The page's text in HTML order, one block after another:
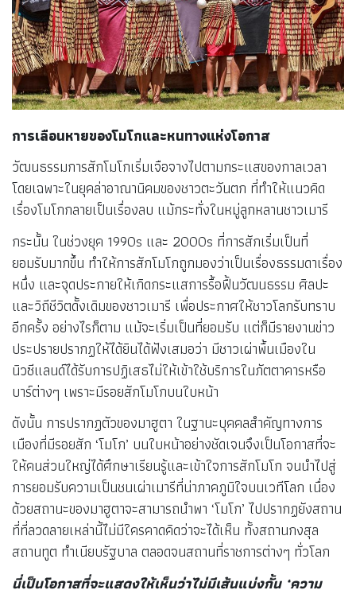
การเลือนหายของโมโกและหนทางแห่งโอกาส
วัฒนธรรมการสักโมโกเริ่มเจือจางไปตามกระแสของกาลเวลา
โดยเฉพาะในยุคล่าอาณานิคมของชาวตะวันตก ที่ทำให้แนวคิด
เรื่องโมโกกลายเป็นเรื่องลบ แม้กระทั่งในหมู่ลูกหลานชาวเมารี
กระนั้น ในช่วงยุค 1990s และ 2000s ที่การสักเริ่มเป็นที่
ยอมรับมากขึ้น ทำให้การสักโมโกถูกมองว่าเป็นเรื่องธรรมดาเรื่อง
หนึ่ง และจุดประกายให้เกิดกระแสการรื้อฟื้นวัฒนธรรม ศิลปะ
และวิถีชีวิตดั้งเดิมของชาวเมารี เพื่อประกาศให้ชาวโลกรับทราบ
อีกครั้ง อย่างไรก็ตาม แม้จะเริ่มเป็นที่ยอมรับ แต่ก็มีรายงานข่าว
ประปรายปรากฏให้ได้ยินได้ฟังเสมอว่า มีชาวเผ่าพื้นเมืองใน
นิวซีแลนด์ได้รับการปฏิเสธไม่ให้เข้าใช้บริการในภัตตาคารหรือ
บาร์ต่างๆ เพราะมีรอยสักโมโกบนใบหน้า
ดังนั้น การปรากฏตัวของมาฮูตา ในฐานะบุคคลสำคัญทางการ
เมืองที่มีรอยสัก ‘โมโก’ บนใบหน้าอย่างชัดเจนจึงเป็นโอกาสที่จะ
ให้คนส่วนใหญ่ได้ศึกษาเรียนรู้และเข้าใจการสักโมโก จนนำไปสู่
การยอมรับความเป็นชนเผ่าเมารีที่น่าภาคภูมิใจบนเวทีโลก เนื่อง
ด้วยสถานะของมาฮูตาจะสามารถนำพา ‘โมโก’ ไปปรากฏยังสถาน
ที่ที่ลวดลายเหล่านี้ไม่มีใครคาดคิดว่าจะได้เห็น ทั้งสถานกงสุล
สถานทูต ทำเนียบรัฐบาล ตลอดจนสถานที่ราชการต่างๆ ทั่วโลก
นี่เป็นโอกาสที่จะแสดงให้เห็นว่าไม่มีเส้นแบ่งกั้น ‘ความ